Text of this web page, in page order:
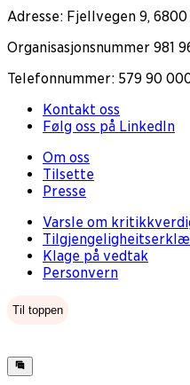
Adresse: Fjellvegen 9,
Organisasjonsnummer 981
Telefonnummer: 579 90
Kontakt oss
Følg oss på LinkedIn
Om oss
Tilsette
Presse
Varsle om
Klage på vedtak
Personvern
Til toppen